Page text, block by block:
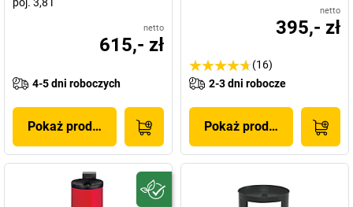
netto
615,- zł
4-5 dni roboczych
Pokaż produkt
netto
395,- zł
(16)
2-3 dni robocze
Pokaż produkt